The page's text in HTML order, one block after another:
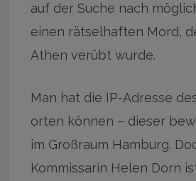
auf der Suche nach
einen rätselhaften Mord,
Athen verübt wurde.
Man hat die IP-Adresse
orten können – dieser
im Großraum Hamburg.
Kommissarin Helen Dorn